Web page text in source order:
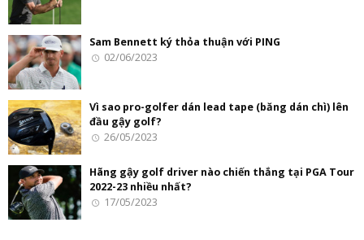
Sam Bennett ký thỏa thuận với PING
02/06/2023
Vì sao pro-golfer dán lead tape (băng dán chì) lên
đầu gậy golf?
26/05/2023
Hãng gậy golf driver nào chiến thắng tại PGA Tour
2022-23 nhiều nhất?
17/05/2023